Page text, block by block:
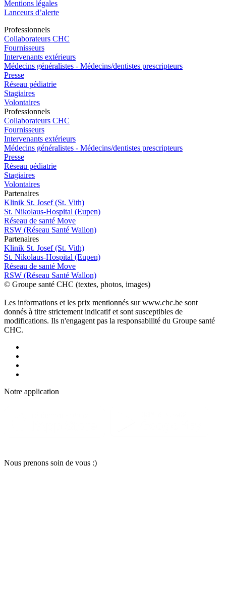
Mentions légales
Lanceurs d’alerte
Professionnels
Collaborateurs CHC
Fournisseurs
Intervenants extérieurs
Médecins généralistes - Médecins/dentistes prescripteurs
Presse
Réseau pédiatrie
Stagiaires
Volontaires
Professionnels
Collaborateurs CHC
Fournisseurs
Intervenants extérieurs
Médecins généralistes - Médecins/dentistes prescripteurs
Presse
Réseau pédiatrie
Stagiaires
Volontaires
Partenaires
Klinik St. Josef (St. Vith)
St. Nikolaus-Hospital (Eupen)
Réseau de santé Move
RSW (Réseau Santé Wallon)
Partenaires
Klinik St. Josef (St. Vith)
St. Nikolaus-Hospital (Eupen)
Réseau de santé Move
RSW (Réseau Santé Wallon)
© Groupe santé CHC (textes, photos, images)
Les informations et les prix mentionnés sur www.chc.be sont
donnés à titre strictement indicatif et sont susceptibles de
modifications. Ils n'engagent pas la responsabilité du Groupe santé
CHC.
Notre application
Nous prenons soin de vous :)